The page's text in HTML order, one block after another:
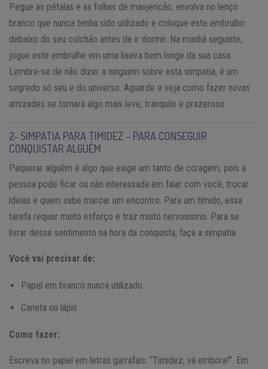
Pegue as pétalas e as folhas de manjericão, envolva no lenço
branco que nunca tenha sido utilizado e coloque este embrulho
debaixo do seu colchão antes de ir dormir. Na manhã seguinte,
jogue este embrulhe em uma lixeira bem longe da sua casa.
Lembre-se de não dizer a ninguém sobre esta simpatia, é um
segredo só seu e do universo. Aguarde e veja como fazer novas
amizades se tornará algo mais leve, tranquilo e prazeroso.
2- SIMPATIA PARA TIMIDEZ – PARA CONSEGUIR
CONQUISTAR ALGUÉM
Paquerar alguém é algo que exige um tanto de coragem, pois a
pessoa pode ficar ou não interessada em falar com você, trocar
ideias e quem sabe marcar um encontro. Para um tímido, essa
tarefa requer muito esforço e traz muito nervosismo. Para se
livrar desse sentimento na hora da conquista, faça a simpatia.
Você vai precisar de:
Papel em branco nunca utilizado
Caneta ou lápis
Como fazer:
Escreva no papel em letras garrafais: “Timidez, vá embora!”. Em